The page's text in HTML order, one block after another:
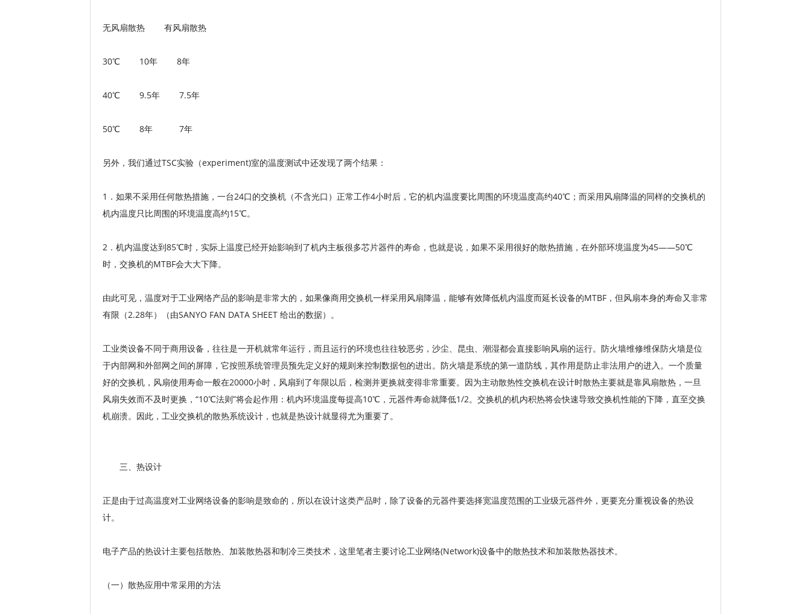
无风扇散热 有风扇散热
30℃ 10年 8年
40℃ 9.5年 7.5年
50℃ 8年 7年
另外，我们通过TSC实验（experiment)室的温度测试中还发现了两个结果：
1．如果不采用任何散热措施，一台24口的交换机（不含光口）正常工作4小时后，它的机内温度要比周围的环境温度高约40℃；而采用风扇降温的同样的交换机的
机内温度只比周围的环境温度高约15℃。
2．机内温度达到85℃时，实际上温度已经开始影响到了机内主板很多芯片器件的寿命，也就是说，如果不采用很好的散热措施，在外部环境温度为45——50℃
时，交换机的MTBF会大大下降。
由此可见，温度对于工业网络产品的影响是非常大的，如果像商用交换机一样采用风扇降温，能够有效降低机内温度而延长设备的MTBF，但风扇本身的寿命又非常
有限（2.28年）（由SANYO FAN DATA SHEET 给出的数据）。
工业类设备不同于商用设备，往往是一开机就常年运行，而且运行的环境也往往较恶劣，沙尘、昆虫、潮湿都会直接影响风扇的运行。防火墙维修维保防火墙是位
于内部网和外部网之间的屏障，它按照系统管理员预先定义好的规则来控制数据包的进出。防火墙是系统的第一道防线，其作用是防止非法用户的进入。一个质量
好的交换机，风扇使用寿命一般在20000小时，风扇到了年限以后，检测并更换就变得非常重要。因为主动散热性交换机在设计时散热主要就是靠风扇散热，一旦
风扇失效而不及时更换，“10℃法则”将会起作用：机内环境温度每提高10℃，元器件寿命就降低1/2。交换机的机内积热将会快速导致交换机性能的下降，直至交换
机崩溃。因此，工业交换机的散热系统设计，也就是热设计就显得尤为重要了。
三、热设计
正是由于过高温度对工业网络设备的影响是致命的，所以在设计这类产品时，除了设备的元器件要选择宽温度范围的工业级元器件外，更要充分重视设备的热设
计。
电子产品的热设计主要包括散热、加装散热器和制冷三类技术，这里笔者主要讨论工业网络(Network)设备中的散热技术和加装散热器技术。
（一）散热应用中常采用的方法